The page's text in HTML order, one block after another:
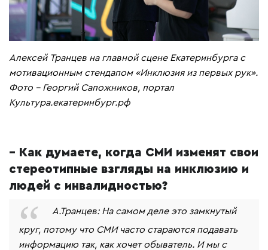
Алексей Транцев на главной сцене Екатеринбурга с
мотивационным стендапом «Инклюзия из первых рук».
Фото - Георгий Сапожников, портал
Культура.екатеринбург.рф
– Как думаете, когда СМИ изменят свои
стереотипные взгляды на инклюзию и
людей с инвалидностью?
А.Транцев: На самом деле это замкнутый
круг, потому что СМИ часто стараются подавать
информацию так, как хочет обыватель. И мы с